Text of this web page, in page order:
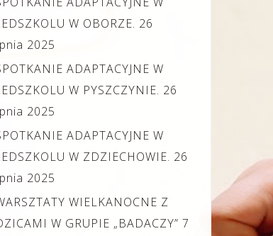
W OBORZE. 26
2025
ADAPTACYJNE W
W PYSZCZYNIE. 26
2025
ADAPTACYJNE W
W ZDZIECHOWIE. 26
2025
WIELKANOCNE Z
W GRUPIE „BADACZY” 7